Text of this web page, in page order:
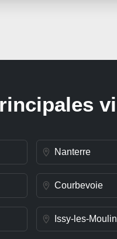
Nanterre
Courbevoie
Issy-les-